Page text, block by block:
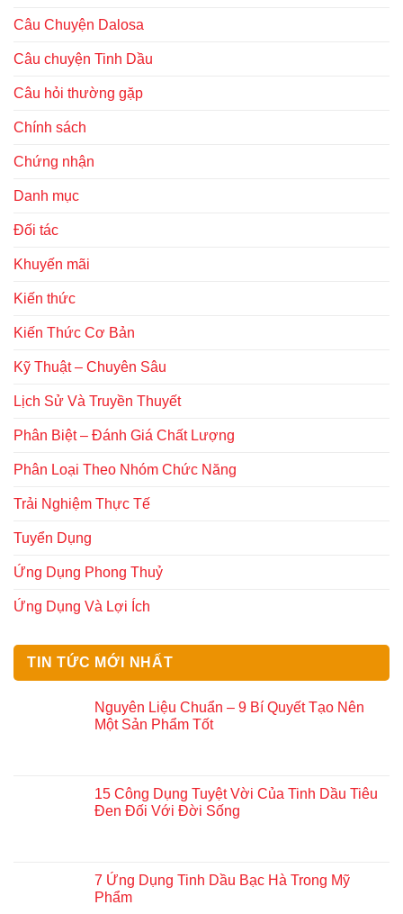
Câu Chuyện Dalosa
Câu chuyện Tinh Dầu
Câu hỏi thường gặp
Chính sách
Chứng nhận
Danh mục
Đối tác
Khuyến mãi
Kiến thức
Kiến Thức Cơ Bản
Kỹ Thuật – Chuyên Sâu
Lịch Sử Và Truyền Thuyết
Phân Biệt – Đánh Giá Chất Lượng
Phân Loại Theo Nhóm Chức Năng
Trải Nghiệm Thực Tế
Tuyển Dụng
Ứng Dụng Phong Thuỷ
Ứng Dụng Và Lợi Ích
TIN TỨC MỚI NHẤT
Nguyên Liệu Chuẩn – 9 Bí Quyết Tạo Nên
Một Sản Phẩm Tốt
15 Công Dụng Tuyệt Vời Của Tinh Dầu Tiêu
Đen Đối Với Đời Sống
7 Ứng Dụng Tinh Dầu Bạc Hà Trong Mỹ
Phẩm